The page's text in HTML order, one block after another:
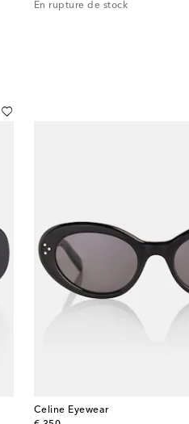
En rupture de stock
Celine Eyewear